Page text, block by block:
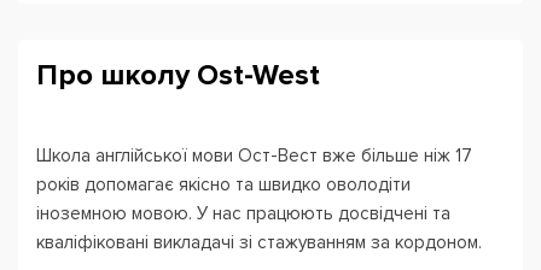
Про школу Ost-West
Школа англійської мови Ост-Вест вже більше ніж 17
років допомагає якісно та швидко оволодіти
іноземною мовою. У нас працюють досвідчені та
кваліфіковані викладачі зі стажуванням за кордоном.